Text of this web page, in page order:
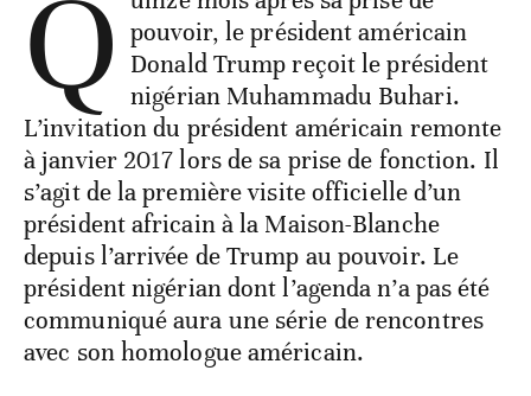
Q pouvoir, le président américain
Donald Trump reçoit le président
nigérian Muhammadu Buhari.
L’invitation du président américain remonte
à janvier 2017 lors de sa prise de fonction. Il
s’agit de la première visite officielle d’un
président africain à la Maison-Blanche
depuis l’arrivée de Trump au pouvoir. Le
président nigérian dont l’agenda n’a pas été
communiqué aura une série de rencontres
avec son homologue américain.